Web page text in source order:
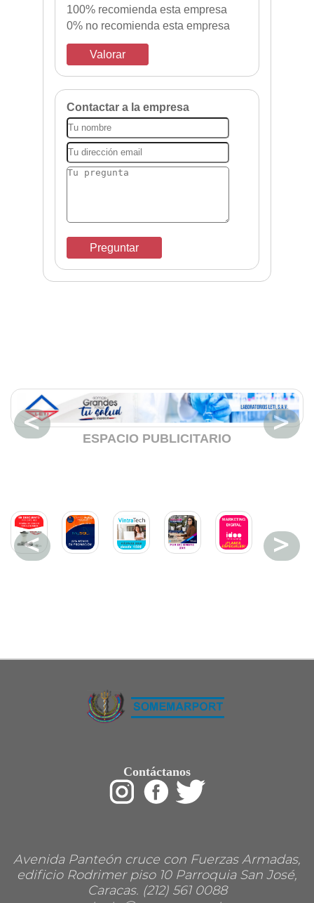
100% recomienda esta empresa
0% no recomienda esta empresa
Valorar
Contactar a la empresa
Preguntar
ESPACIO PUBLICITARIO
Contáctanos
Avenida Panteón cruce con Fuerzas Armadas,
edificio Rodrimer piso 10 Parroquia San José,
Caracas. (212) 561 0088